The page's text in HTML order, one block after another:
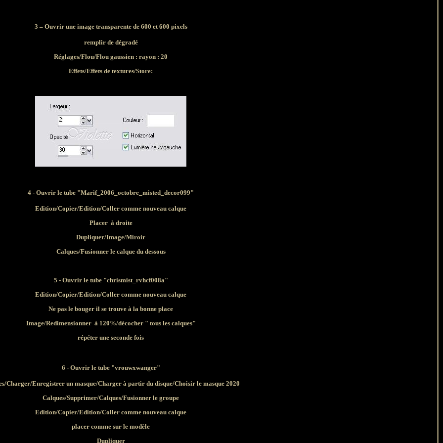
3 – Ouvrir une image transparente de 600 et 600 pixels
remplir de dégradé
Réglages/Flou/Flou gaussien : rayon : 20
Effets/Effets de textures/Store:
4 - Ouvrir le tube "Marif_2006_octobre_misted_decor099"
Edition/Copier/Edition/Coller comme nouveau calque
Placer à droite
Dupliquer/Image/Miroir
Calques/Fusionner le calque du dessous
5 - Ouvrir le tube "chrismist_rvhcf008a"
Edition/Copier/Edition/Coller comme nouveau calque
Ne pas le bouger il se trouve à la bonne place
Image/Redimensionner à 120%/décocher " tous les calques"
répéter une seconde fois
6 - Ouvrir le tube "vrouwxwanger"
Charger/Enregistrer un masque/Charger à partir du disque/Choisir le masque 2020
Calques/Supprimer/Calques/Fusionner le groupe
Edition/Copier/Edition/Coller comme nouveau calque
placer comme sur le modèle
Dupliquer